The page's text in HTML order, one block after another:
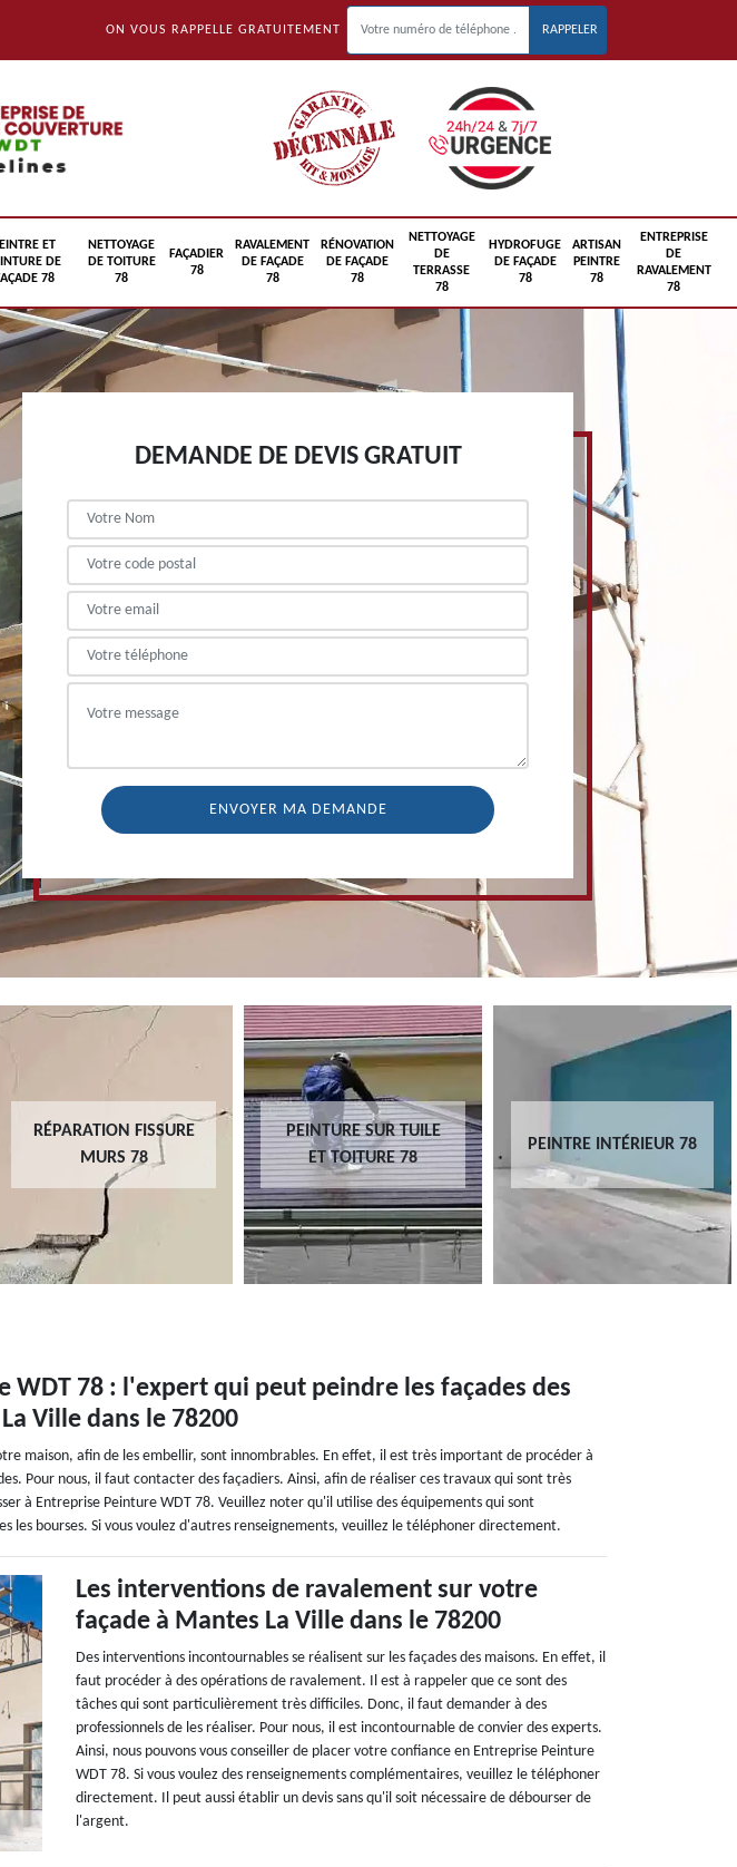
ON VOUS RAPPELLE GRATUITEMENT
ET
DE
78
NETTOYAGE
DE TOITURE
78
FAÇADIER
78
RAVALEMENT
DE FAÇADE
78
RÉNOVATION
DE FAÇADE
78
NETTOYAGE
DE
TERRASSE
78
HYDROFUGE
DE FAÇADE
78
ARTISAN
PEINTRE
78
ENTREPRISE
DE
RAVALEMENT
78
DEMANDE DE DEVIS GRATUIT
RÉPARATION FISSURE
MURS 78
PEINTURE SUR TUILE
ET TOITURE 78
PEINTRE INTÉRIEUR 78
WDT 78 : l'expert qui peut peindre les façades des
Ville dans le 78200
maison, afin de les embellir, sont innombrables. En effet, il est très important de procéder à
Pour nous, il faut contacter des façadiers. Ainsi, afin de réaliser ces travaux qui sont très
à Entreprise Peinture WDT 78. Veuillez noter qu'il utilise des équipements qui sont
les bourses. Si vous voulez d'autres renseignements, veuillez le téléphoner directement.
Les interventions de ravalement sur votre
façade à Mantes La Ville dans le 78200
Des interventions incontournables se réalisent sur les façades des maisons. En effet, il
faut procéder à des opérations de ravalement. Il est à rappeler que ce sont des
tâches qui sont particulièrement très difficiles. Donc, il faut demander à des
professionnels de les réaliser. Pour nous, il est incontournable de convier des experts.
Ainsi, nous pouvons vous conseiller de placer votre confiance en Entreprise Peinture
WDT 78. Si vous voulez des renseignements complémentaires, veuillez le téléphoner
directement. Il peut aussi établir un devis sans qu'il soit nécessaire de débourser de
l'argent.